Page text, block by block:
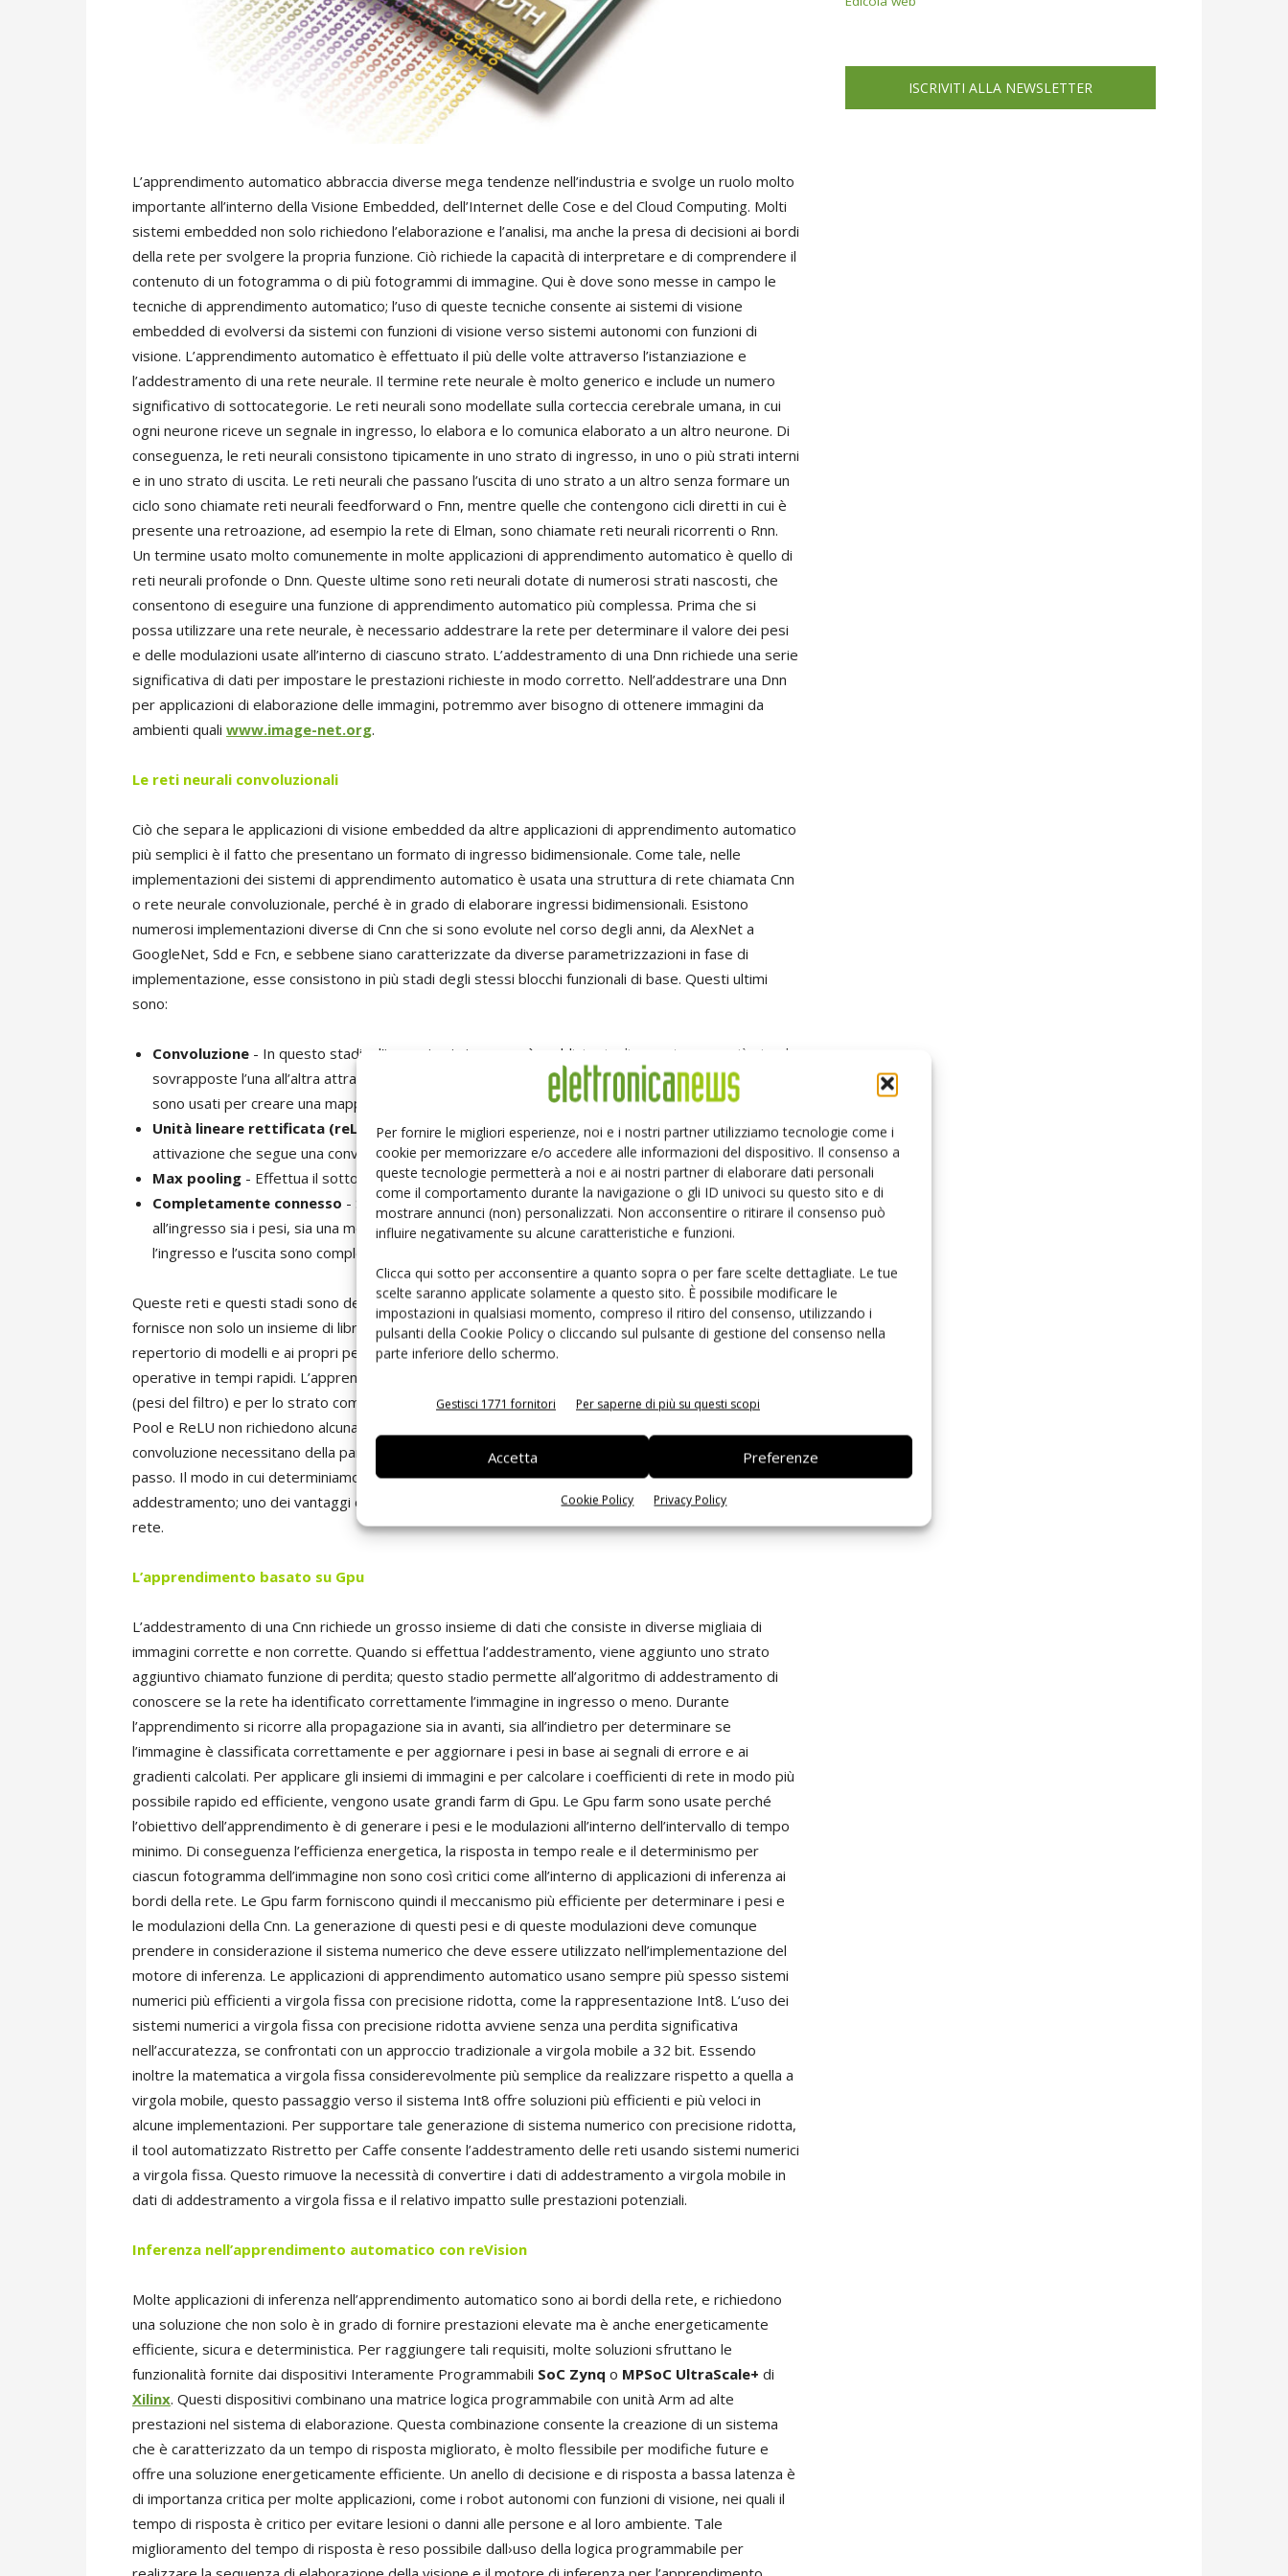
Per fornire le migliori esperienze, noi e i nostri partner utilizziamo tecnologie come i
cookie per memorizzare e/o accedere alle informazioni del dispositivo. Il consenso a
queste tecnologie permetterà a noi e ai nostri partner di elaborare dati personali
come il comportamento durante la navigazione o gli ID univoci su questo sito e di
mostrare annunci (non) personalizzati. Non acconsentire o ritirare il consenso può
influire negativamente su alcune caratteristiche e funzioni.
Clicca qui sotto per acconsentire a quanto sopra o per fare scelte dettagliate. Le tue
scelte saranno applicate solamente a questo sito. È possibile modificare le
impostazioni in qualsiasi momento, compreso il ritiro del consenso, utilizzando i
pulsanti della Cookie Policy o cliccando sul pulsante di gestione del consenso nella
parte inferiore dello schermo.
Gestisci 1771 fornitori Per saperne di più su questi scopi
Accetta Preferenze
Cookie Policy Privacy Policy
L’apprendimento automatico abbraccia diverse mega tendenze nell’industria e svolge un ruolo molto
importante all’interno della Visione Embedded, dell’Internet delle Cose e del Cloud Computing. Molti
sistemi embedded non solo richiedono l’elaborazione e l’analisi, ma anche la presa di decisioni ai bordi
della rete per svolgere la propria funzione. Ciò richiede la capacità di interpretare e di comprendere il
contenuto di un fotogramma o di più fotogrammi di immagine. Qui è dove sono messe in campo le
tecniche di apprendimento automatico; l’uso di queste tecniche consente ai sistemi di visione
embedded di evolversi da sistemi con funzioni di visione verso sistemi autonomi con funzioni di
visione. L’apprendimento automatico è effettuato il più delle volte attraverso l’istanziazione e
l’addestramento di una rete neurale. Il termine rete neurale è molto generico e include un numero
significativo di sottocategorie. Le reti neurali sono modellate sulla corteccia cerebrale umana, in cui
ogni neurone riceve un segnale in ingresso, lo elabora e lo comunica elaborato a un altro neurone. Di
conseguenza, le reti neurali consistono tipicamente in uno strato di ingresso, in uno o più strati interni
e in uno strato di uscita. Le reti neurali che passano l’uscita di uno strato a un altro senza formare un
ciclo sono chiamate reti neurali feedforward o Fnn, mentre quelle che contengono cicli diretti in cui è
presente una retroazione, ad esempio la rete di Elman, sono chiamate reti neurali ricorrenti o Rnn.
Un termine usato molto comunemente in molte applicazioni di apprendimento automatico è quello di
reti neurali profonde o Dnn. Queste ultime sono reti neurali dotate di numerosi strati nascosti, che
consentono di eseguire una funzione di apprendimento automatico più complessa. Prima che si
possa utilizzare una rete neurale, è necessario addestrare la rete per determinare il valore dei pesi
e delle modulazioni usate all’interno di ciascuno strato. L’addestramento di una Dnn richiede una serie
significativa di dati per impostare le prestazioni richieste in modo corretto. Nell’addestrare una Dnn
per applicazioni di elaborazione delle immagini, potremmo aver bisogno di ottenere immagini da
ambienti quali www.image-net.org.
Le reti neurali convoluzionali
Ciò che separa le applicazioni di visione embedded da altre applicazioni di apprendimento automatico
più semplici è il fatto che presentano un formato di ingresso bidimensionale. Come tale, nelle
implementazioni dei sistemi di apprendimento automatico è usata una struttura di rete chiamata Cnn
o rete neurale convoluzionale, perché è in grado di elaborare ingressi bidimensionali. Esistono
numerosi implementazioni diverse di Cnn che si sono evolute nel corso degli anni, da AlexNet a
GoogleNet, Sdd e Fcn, e sebbene siano caratterizzate da diverse parametrizzazioni in fase di
implementazione, esse consistono in più stadi degli stessi blocchi funzionali di base. Questi ultimi
sono:
Convoluzione - In questo stadio, l’immagine in ingresso è suddivisa in diverse tessere più piccole
sovrapposte l’una all’altra attraverso l’applicazione di un filtro. I risultati di questa convoluzione
sono usati per creare una mappa di caratteristiche.
Unità lineare rettificata (reLU)- Strato di attivazione usato per creare una mappa di
attivazione che segue una convoluzione.
Max pooling - Effettua il sottocampionamento fra strati per ridurre la risoluzione.
Completamente connesso - Si tratta di uno strato di moltiplicazione a matrice che applica
all’ingresso sia i pesi, sia una modulazione. È chiamato strato a connessione completa poiché
l’ingresso e l’uscita sono completamente connessi.
Queste reti e questi stadi sono definiti e addestrati all’interno di una struttura come Caffe, che
fornisce non solo un insieme di librerie, ma anche modelli di reti preesistenti (grazie al proprio
repertorio di modelli e ai propri pesi pre-addestrati), da applicare al modello per ottenere reti
operative in tempi rapidi. L’apprendimento è richiesto per definire i parametri per la convoluzione
(pesi del filtro) e per lo strato completamente connesso (pesi e modulazioni), mentre gli elementi
Pool e ReLU non richiedono alcuna parametrizzazione. Tuttavia, sia lo strato Pool, sia quello di
convoluzione necessitano della parametrizzazione per definire le dimensioni del nucleo del filtro e del
passo. Il modo in cui determiniamo i valori che sono usati per questi ultimi è noto come
addestramento; uno dei vantaggi dell’uso di una Cnn è la relativa semplicità di addestramento della
rete.
L’apprendimento basato su Gpu
L’addestramento di una Cnn richiede un grosso insieme di dati che consiste in diverse migliaia di
immagini corrette e non corrette. Quando si effettua l’addestramento, viene aggiunto uno strato
aggiuntivo chiamato funzione di perdita; questo stadio permette all’algoritmo di addestramento di
conoscere se la rete ha identificato correttamente l’immagine in ingresso o meno. Durante
l’apprendimento si ricorre alla propagazione sia in avanti, sia all’indietro per determinare se
l’immagine è classificata correttamente e per aggiornare i pesi in base ai segnali di errore e ai
gradienti calcolati. Per applicare gli insiemi di immagini e per calcolare i coefficienti di rete in modo più
possibile rapido ed efficiente, vengono usate grandi farm di Gpu. Le Gpu farm sono usate perché
l’obiettivo dell’apprendimento è di generare i pesi e le modulazioni all’interno dell’intervallo di tempo
minimo. Di conseguenza l’efficienza energetica, la risposta in tempo reale e il determinismo per
ciascun fotogramma dell’immagine non sono così critici come all’interno di applicazioni di inferenza ai
bordi della rete. Le Gpu farm forniscono quindi il meccanismo più efficiente per determinare i pesi e
le modulazioni della Cnn. La generazione di questi pesi e di queste modulazioni deve comunque
prendere in considerazione il sistema numerico che deve essere utilizzato nell’implementazione del
motore di inferenza. Le applicazioni di apprendimento automatico usano sempre più spesso sistemi
numerici più efficienti a virgola fissa con precisione ridotta, come la rappresentazione Int8. L’uso dei
sistemi numerici a virgola fissa con precisione ridotta avviene senza una perdita significativa
nell’accuratezza, se confrontati con un approccio tradizionale a virgola mobile a 32 bit. Essendo
inoltre la matematica a virgola fissa considerevolmente più semplice da realizzare rispetto a quella a
virgola mobile, questo passaggio verso il sistema Int8 offre soluzioni più efficienti e più veloci in
alcune implementazioni. Per supportare tale generazione di sistema numerico con precisione ridotta,
il tool automatizzato Ristretto per Caffe consente l’addestramento delle reti usando sistemi numerici
a virgola fissa. Questo rimuove la necessità di convertire i dati di addestramento a virgola mobile in
dati di addestramento a virgola fissa e il relativo impatto sulle prestazioni potenziali.
Inferenza nell’apprendimento automatico con reVision
Molte applicazioni di inferenza nell’apprendimento automatico sono ai bordi della rete, e richiedono
una soluzione che non solo è in grado di fornire prestazioni elevate ma è anche energeticamente
efficiente, sicura e deterministica. Per raggiungere tali requisiti, molte soluzioni sfruttano le
funzionalità fornite dai dispositivi Interamente Programmabili SoC Zynq o MPSoC UltraScale+ di
Xilinx. Questi dispositivi combinano una matrice logica programmabile con unità Arm ad alte
prestazioni nel sistema di elaborazione. Questa combinazione consente la creazione di un sistema
che è caratterizzato da un tempo di risposta migliorato, è molto flessibile per modifiche future e
offre una soluzione energeticamente efficiente. Un anello di decisione e di risposta a bassa latenza è
di importanza critica per molte applicazioni, come i robot autonomi con funzioni di visione, nei quali il
tempo di risposta è critico per evitare lesioni o danni alle persone e al loro ambiente. Tale
miglioramento del tempo di risposta è reso possibile dall›uso della logica programmabile per
ISCRIVITI ALLA NEWSLETTER